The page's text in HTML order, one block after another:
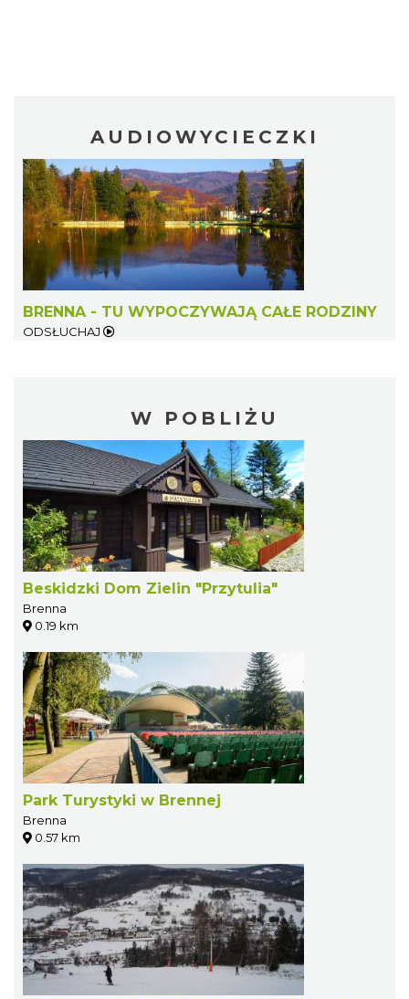
AUDIOWYCIECZKI
BRENNA - TU WYPOCZYWAJĄ CAŁE RODZINY
ODSŁUCHAJ
W POBLIŻU
Beskidzki Dom Zielin "Przytulia"
Brenna
0.19 km
Park Turystyki w Brennej
Brenna
0.57 km